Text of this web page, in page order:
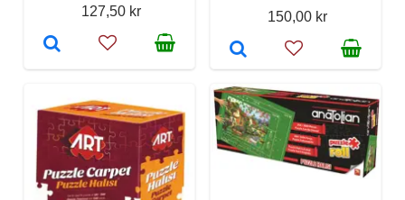
127,50 kr
150,00 kr